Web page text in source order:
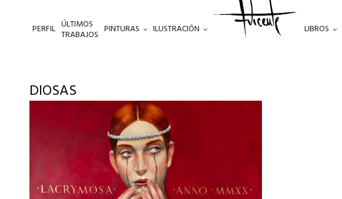
PERFIL ÚLTIMOS
TRABAJOS PINTURAS ILUSTRACIÓN LIBROS
DIOSAS